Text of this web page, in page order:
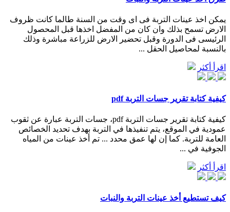
يمكن اخذ عينات التربة فى اى وقت من السنة طالما كانت ظروف
الارض تسمح بذلك وان كان من المفضل اخذها قبل المحصول
الرئيسى فى الدورة وقبل تحضير الارض للزراعة مباشرة وذلك
بالنسبة لمحاصيل الحقل ...
اقرأ أكثر
كيفية كتابة تقرير جسات التربة pdf
كيفية كتابة تقرير جسات التربة pdf، جسات التربة عبارة عن ثقوب
عمودية في الموقع، يتم تنفيذها في التربة بهدف تحديد الخصائص
العامة للتربة. كما إن لها عمق محدد ... تم أخذ عينات من المياه
الجوفية في ...
اقرأ أكثر
كيف تستطيع أخذ عينات التربة والنبات